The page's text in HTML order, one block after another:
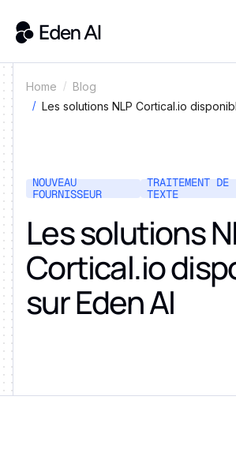
Home
Blog
Les solutions NLP Cortical.io
NOUVEAU
FOURNISSEUR
TRAITEMENT DE
TEXTE
Les solutions
Cortical.io
sur Eden AI